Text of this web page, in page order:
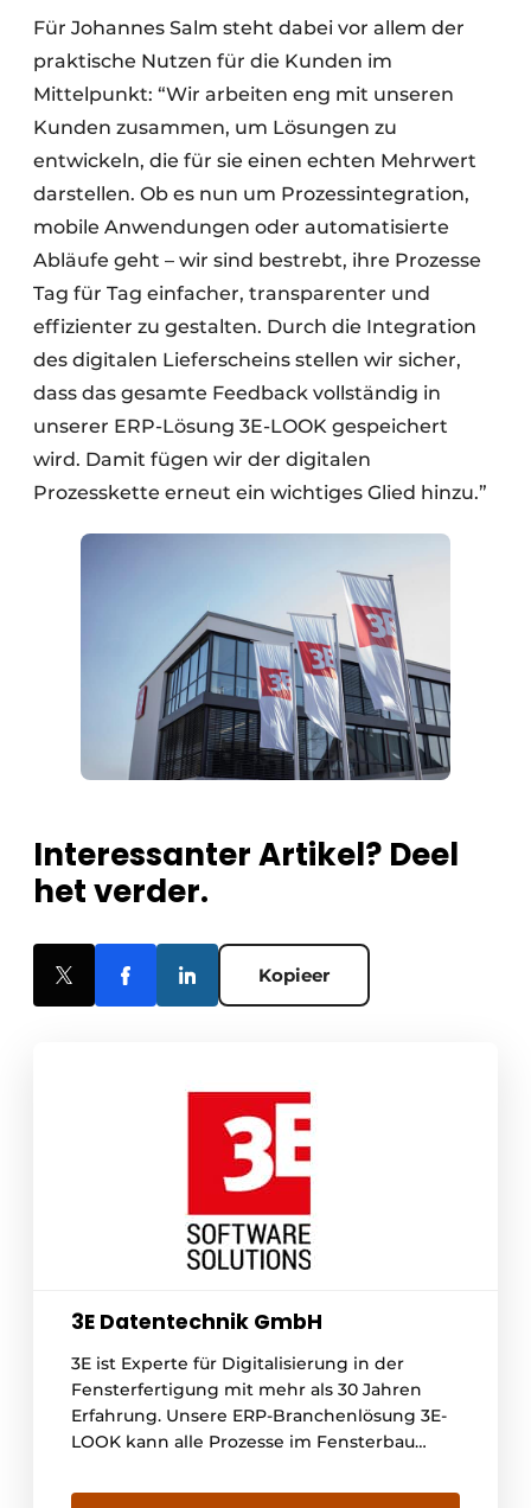
Für Johannes Salm steht dabei vor allem der
praktische Nutzen für die Kunden im
Mittelpunkt: “Wir arbeiten eng mit unseren
Kunden zusammen, um Lösungen zu
entwickeln, die für sie einen echten Mehrwert
darstellen. Ob es nun um Prozessintegration,
mobile Anwendungen oder automatisierte
Abläufe geht – wir sind bestrebt, ihre Prozesse
Tag für Tag einfacher, transparenter und
effizienter zu gestalten. Durch die Integration
des digitalen Lieferscheins stellen wir sicher,
dass das gesamte Feedback vollständig in
unserer ERP-Lösung 3E-LOOK gespeichert
wird. Damit fügen wir der digitalen
Prozesskette erneut ein wichtiges Glied hinzu.”
Interessanter Artikel? Deel
het verder.
Kopieer
3E Datentechnik GmbH
3E ist Experte für Digitalisierung in der
Fensterfertigung mit mehr als 30 Jahren
Erfahrung. Unsere ERP-Branchenlösung 3E-
LOOK kann alle Prozesse im Fensterbau
Auftragsmanagement, Konstruktion,